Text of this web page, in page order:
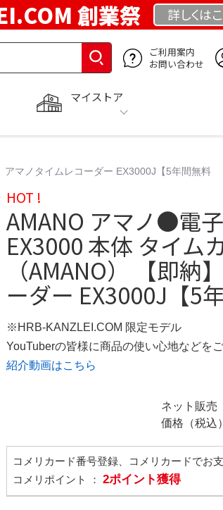
創業祭 詳しくは
ご利用案内
お問い合わせ
マイストア
マノタイムレコーダー EX3000J【5年間無料
HOT !
AMANO アマノ●電
EX3000 本体 タイム
（AMANO） 【即納
ーダー EX3000J【5
※HRB-KANZLEI.COM 限定モデル
YouTuberの皆様に商品の使い心地などを
紹介動画はこちら
ネット販売
価格（税込）
コメリカード番号登録、コメリカードでお
コメリポイント ： 2ポイント獲得